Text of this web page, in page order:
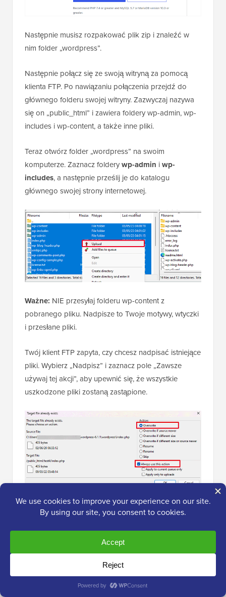
Następnie musisz rozpakować plik zip i znaleźć w
nim folder „wordpress”.
Następnie połącz się ze swoją witryną za pomocą
klienta FTP. Po nawiązaniu połączenia przejdź do
głównego folderu swojej witryny. Zazwyczaj nazywa
się on „public_html” i zawiera foldery wp-admin, wp-
includes i wp-content, a także inne pliki.
Teraz otwórz folder „wordpress” na swoim
komputerze. Zaznacz folderywp-admin iwp-
includes, a następnie prześlij je do katalogu
głównego swojej strony internetowej.
Ważne: NIE przesyłaj folderu wp-content z
pobranego pliku. Nadpisze to Twoje motywy, wtyczki
i przesłane pliki.
Twój klient FTP zapyta, czy chcesz nadpisać istniejące
pliki. Wybierz „Nadpisz” i zaznacz pole „Zawsze
używaj tej akcji”, aby upewnić się, że wszystkie
uszkodzone pliki zostaną zastąpione.
Na koniec kliknij przycisk „OK”. Twoje starsze pliki
WordPress zostaną teraz zastąpione nowymi kopiami.
Jeśli wymiana uszkodzonych plików nie rozwiąże
8. Zainstaluj zaporę sieciową na swojej